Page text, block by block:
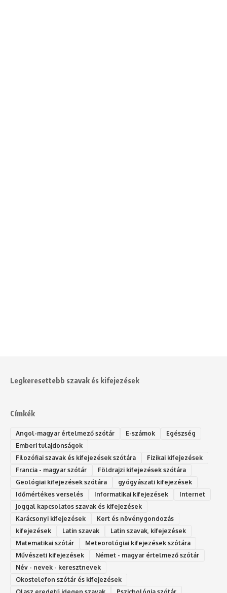
Legkeresettebb szavak és kifejezések
Címkék
Angol-magyar értelmező szótár E-számok
Egészség
Emberi tulajdonságok
Filozófiai szavak és kifejezések szótára
Fizikai kifejezések
Francia - magyar szótár
Földrajzi kifejezések szótára
Geológiai kifejezések szótára
gyógyászati kifejezések
Időmértékes verselés
Informatikai kifejezések
Internet
Joggal kapcsolatos szavak és kifejezések
Karácsonyi kifejezések
Kert és növénygondozás
kifejezések
Latin szavak
Latin szavak, kifejezések
Matematikai szótár
Meteorológiai kifejezések szótára
Művészeti kifejezések
Német - magyar értelmező szótár
Név - nevek - keresztnevek
Okostelefon szótár és kifejezések